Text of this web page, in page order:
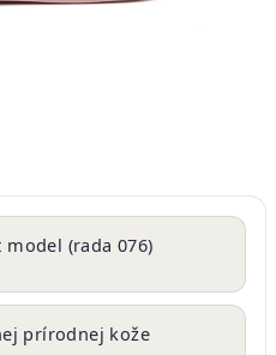
(rada 076)
prírodnej kože